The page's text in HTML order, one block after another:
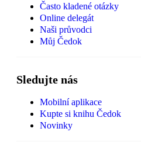
Často kladené otázky
Online delegát
Naši průvodci
Můj Čedok
Sledujte nás
Mobilní aplikace
Kupte si knihu Čedok
Novinky